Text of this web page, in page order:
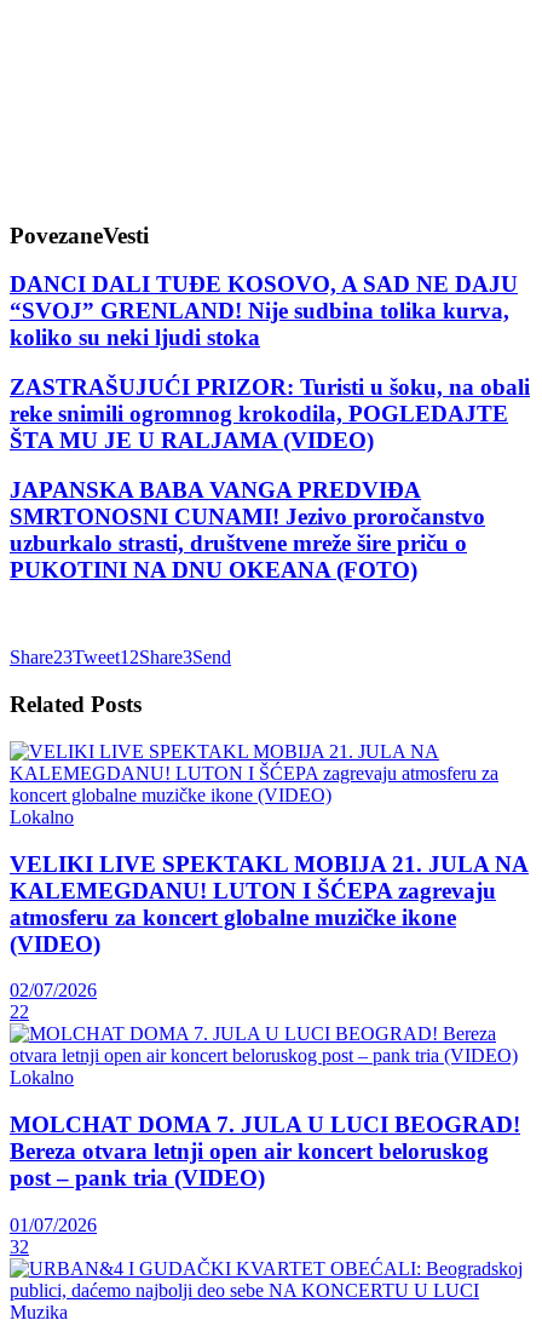
PovezaneVesti
DANCI DALI TUĐE KOSOVO, A SAD NE DAJU
“SVOJ” GRENLAND! Nije sudbina tolika kurva,
koliko su neki ljudi stoka
ZASTRAŠUJUĆI PRIZOR: Turisti u šoku, na obali
reke snimili ogromnog krokodila, POGLEDAJTE
ŠTA MU JE U RALJAMA (VIDEO)
JAPANSKA BABA VANGA PREDVIĐA
SMRTONOSNI CUNAMI! Jezivo proročanstvo
uzburkalo strasti, društvene mreže šire priču o
PUKOTINI NA DNU OKEANA (FOTO)
Share23Tweet12Share3Send
Related Posts
Lokalno
VELIKI LIVE SPEKTAKL MOBIJA 21. JULA NA
KALEMEGDANU! LUTON I ŠĆEPA zagrevaju
atmosferu za koncert globalne muzičke ikone
(VIDEO)
02/07/2026
22
Lokalno
MOLCHAT DOMA 7. JULA U LUCI BEOGRAD!
Bereza otvara letnji open air koncert beloruskog
post – pank tria (VIDEO)
01/07/2026
32
Muzika